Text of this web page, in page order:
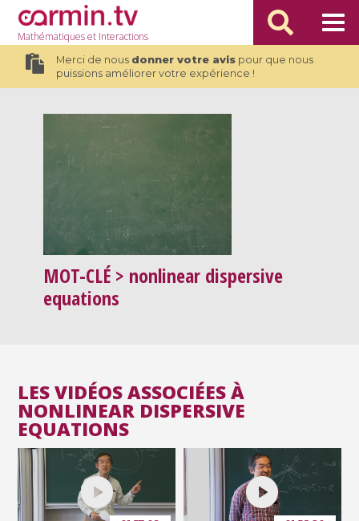
Mathématiqueset Interactions
Merci de nous donner votre avispour que nous
puissions améliorer votre expérience !
MOT-CLÉ > nonlinear dispersive
equations
LES VIDÉOS ASSOCIÉES À
NONLINEAR DISPERSIVE
EQUATIONS